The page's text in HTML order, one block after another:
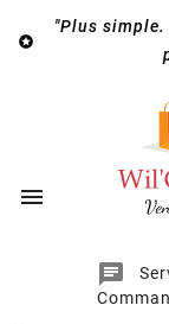

"Plus

chat